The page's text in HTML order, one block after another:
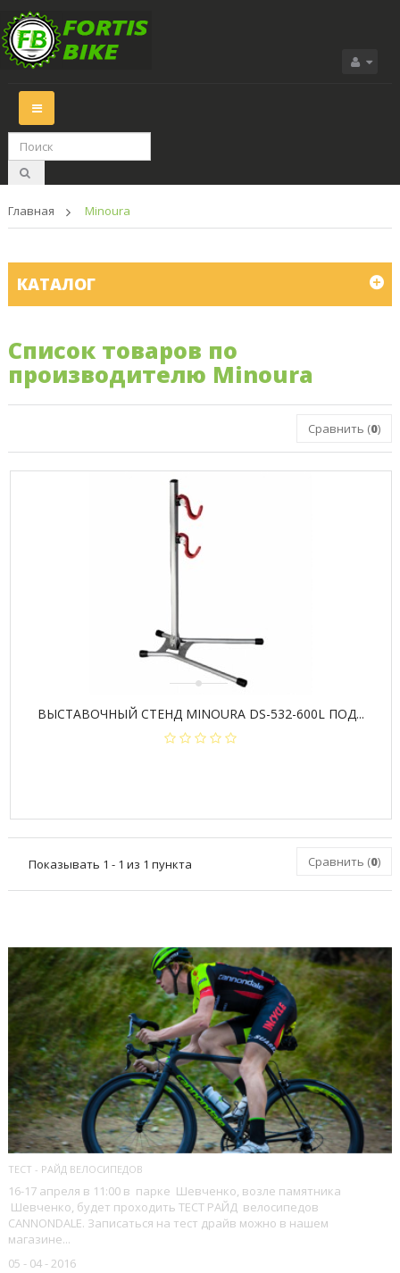
Переключить
навигации
Главная > Minoura
КАТАЛОГ
Список товаров по
производителю Minoura
Сравнить (0)
ВЫСТАВОЧНЫЙ СТЕНД MINOURA DS-532-600L ПОД...
Показывать 1 - 1 из 1 пункта Сравнить (0)
ТЕСТ - РАЙД ВЕЛОСИПЕДОВ
16-17 апреля в 11:00 в парке Шевченко, возле памятника
Шевченко, будет проходить ТЕСТ РАЙД велосипедов
CANNONDALE. Записаться на тест драйв можно в нашем
магазине...
05 - 04 - 2016